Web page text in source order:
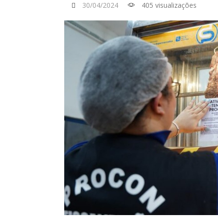
30/04/2024 405 visualizações